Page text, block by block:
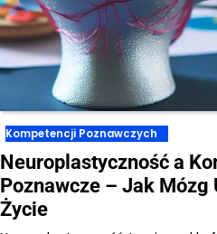
Kompetencji Poznawczych
Neuroplastyczność a
Poznawcze – Jak Mózg
Życie